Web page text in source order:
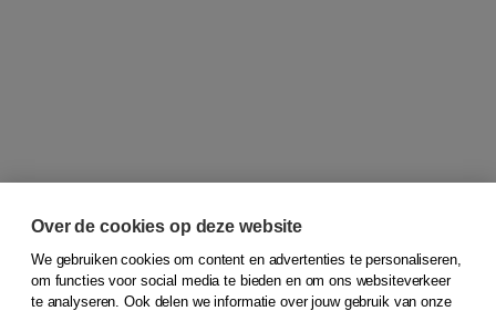
© 2026Koninklijke Boom uitgevers
Over de cookies op deze website
We gebruiken cookies om content en advertenties te personaliseren,
om functies voor social media te bieden en om ons websiteverkeer
te analyseren. Ook delen we informatie over jouw gebruik van onze